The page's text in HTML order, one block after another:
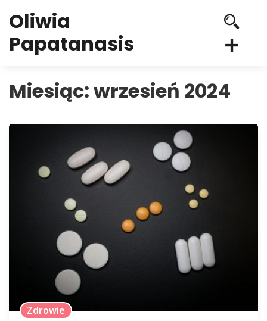
Oliwia
Papatanasis
Miesiąc:wrzesień 2024
Zdrowie